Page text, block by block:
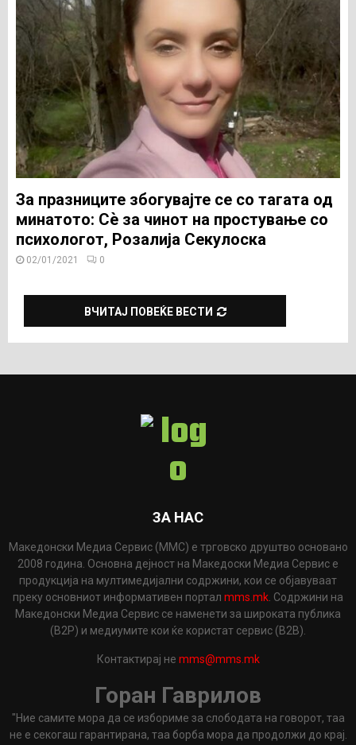
За празниците збогувајте се со тагата од
минатото: Сѐ за чинот на простување со
психологот, Розалија Секулоска
02/01/2021 0
ВЧИТАЈ ПОВЕЌЕ ВЕСТИ
ЗА НАС
Македонски Медиа Сервис (ММС) е трговско друштво основано
2008 година. Основна дејност на Македоски Медиа Сервис е
продукција на мултимедијални содржини, кои се објавуваат
преку основниот информативен портал mms.mk . Содржини на
Македонски Медиа Сервис се наменети за широката публика
(B2P) и медиумите кои ќе користат сервис (B2B).
Контактирај не mms@mms.mk
Горан Гаврилов
"Ние самите мора да се избориме за слободата на говорот, таа
не е секогаш гарантирана, таа борба мора да продолжи до крај.